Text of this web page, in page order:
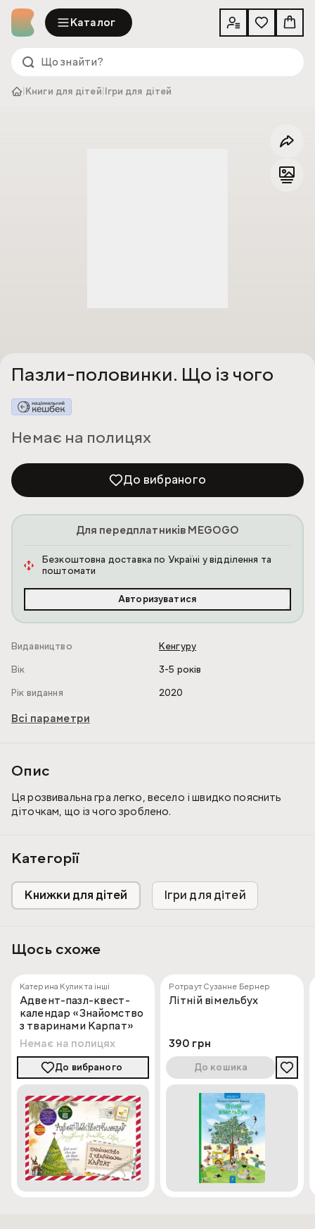
Каталог
Книги для дітей Ігри для дітей
Пазли-половинки. Що із чого
Немає на полицях
До вибраного
Для передплатників MEGOGO
Безкоштовна доставка по Україні у відділення та
поштомати
Авторизуватися
Видавництво
Кенгуру
Вік
3-5 років
Рік видання
2020
Всі параметри
Опис
Ця розвивальна гра легко, весело і швидко пояснить
діточкам, що із чого зроблено.
Категорії
Книжки для дітей Ігри для дітей
Щось схоже
Катерина Кулик та інші
Адвент-пазл-квест-
календар «Знайомство
з тваринами Карпат»
Немає на полицях
До вибраного
Ротраут Сузанне Бернер
Літній вімельбух
390 грн
До кошика